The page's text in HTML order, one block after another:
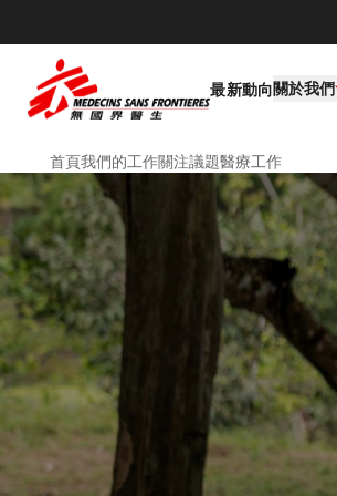
最新動向關於我們
首頁我們的工作關注議題醫療工作